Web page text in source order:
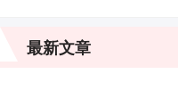
最新文章